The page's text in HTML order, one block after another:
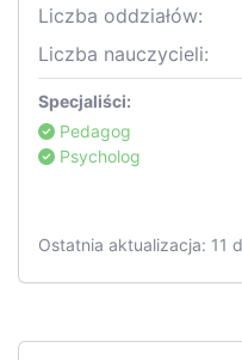
Liczba oddziałów:
Liczba nauczycieli:
Specjaliści:
Pedagog
Psycholog
Ostatnia aktualizacja: 11